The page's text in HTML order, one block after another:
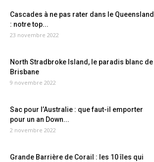
Cascades à ne pas rater dans le Queensland
: notre top...
23 novembre 2022
North Stradbroke Island, le paradis blanc de
Brisbane
9 novembre 2022
Sac pour l’Australie : que faut-il emporter
pour un an Down...
2 novembre 2022
Grande Barrière de Corail : les 10 îles qui